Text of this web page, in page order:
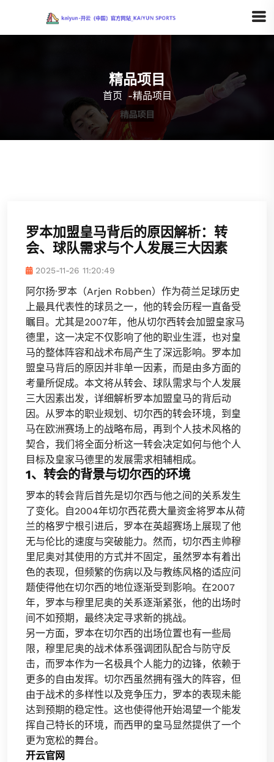
精品项目
首页 -精品项目
罗本加盟皇马背后的原因解析：转
会、球队需求与个人发展三大因素
2025-11-26 11:20:49
阿尔扬·罗本（Arjen Robben）作为荷兰足球历史
上最具代表性的球员之一，他的转会历程一直备受
瞩目。尤其是2007年，他从切尔西转会加盟皇家马
德里，这一决定不仅影响了他的职业生涯，也对皇
马的整体阵容和战术布局产生了深远影响。罗本加
盟皇马背后的原因并非单一因素，而是由多方面的
考量所促成。本文将从转会、球队需求与个人发展
三大因素出发，详细解析罗本加盟皇马的背后动
因。从罗本的职业规划、切尔西的转会环境，到皇
马在欧洲赛场上的战略布局，再到个人技术风格的
契合，我们将全面分析这一转会决定如何与他个人
目标及皇家马德里的发展需求相辅相成。
1、转会的背景与切尔西的环境
罗本的转会背后首先是切尔西与他之间的关系发生
了变化。自2004年切尔西花费大量资金将罗本从荷
兰的格罗宁根引进后，罗本在英超赛场上展现了他
无与伦比的速度与突破能力。然而，切尔西主帅穆
里尼奥对其使用的方式并不固定，虽然罗本有着出
色的表现，但频繁的伤病以及与教练风格的适应问
题使得他在切尔西的地位逐渐受到影响。在2007
年，罗本与穆里尼奥的关系逐渐紧张，他的出场时
间不如预期，最终决定寻求新的挑战。
另一方面，罗本在切尔西的出场位置也有一些局
限，穆里尼奥的战术体系强调团队配合与防守反
击，而罗本作为一名极具个人能力的边锋，依赖于
更多的自由发挥。切尔西虽然拥有强大的阵容，但
由于战术的多样性以及竞争压力，罗本的表现未能
达到预期的稳定性。这也使得他开始渴望一个能发
挥自己特长的环境，而西甲的皇马显然提供了一个
更为宽松的舞台。
开云官网